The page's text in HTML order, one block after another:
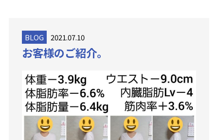
BLOG 2021.07.10
お客様のご紹介。